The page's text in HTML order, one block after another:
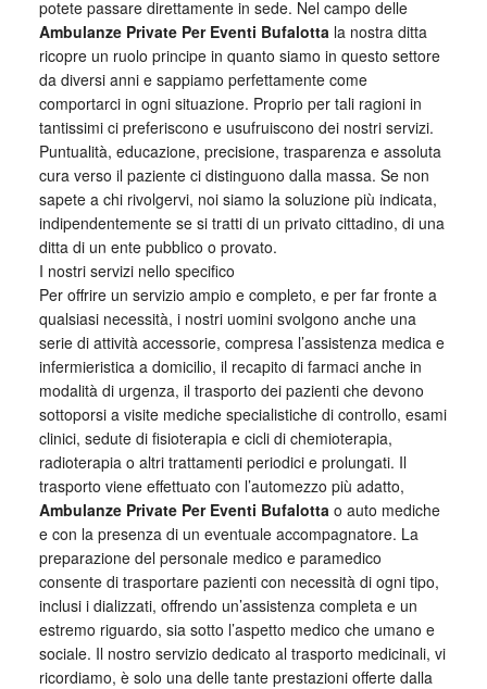
potete passare direttamente in sede. Nel campo delle
Ambulanze Private Per Eventi Bufalottala nostra ditta
ricopre un ruolo principe in quanto siamo in questo settore
da diversi anni e sappiamo perfettamente come
comportarci in ogni situazione. Proprio per tali ragioni in
tantissimi ci preferiscono e usufruiscono dei nostri servizi.
Puntualità, educazione, precisione, trasparenza e assoluta
cura verso il paziente ci distinguono dalla massa. Se non
sapete a chi rivolgervi, noi siamo la soluzione più indicata,
indipendentemente se si tratti di un privato cittadino, di una
ditta di un ente pubblico o provato.
I nostri servizi nello specifico
Per offrire un servizio ampio e completo, e per far fronte a
qualsiasi necessità, i nostri uomini svolgono anche una
serie di attività accessorie, compresa l’assistenza medica e
infermieristica a domicilio, il recapito di farmaci anche in
modalità di urgenza, il trasporto dei pazienti che devono
sottoporsi a visite mediche specialistiche di controllo, esami
clinici, sedute di fisioterapia e cicli di chemioterapia,
radioterapia o altri trattamenti periodici e prolungati. Il
trasporto viene effettuato con l’automezzo più adatto,
Ambulanze Private Per Eventi Bufalottao auto mediche
e con la presenza di un eventuale accompagnatore. La
preparazione del personale medico e paramedico
consente di trasportare pazienti con necessità di ogni tipo,
inclusi i dializzati, offrendo un’assistenza completa e un
estremo riguardo, sia sotto l’aspetto medico che umano e
sociale. Il nostro servizio dedicato al trasporto medicinali, vi
ricordiamo, è solo una delle tante prestazioni offerte dalla